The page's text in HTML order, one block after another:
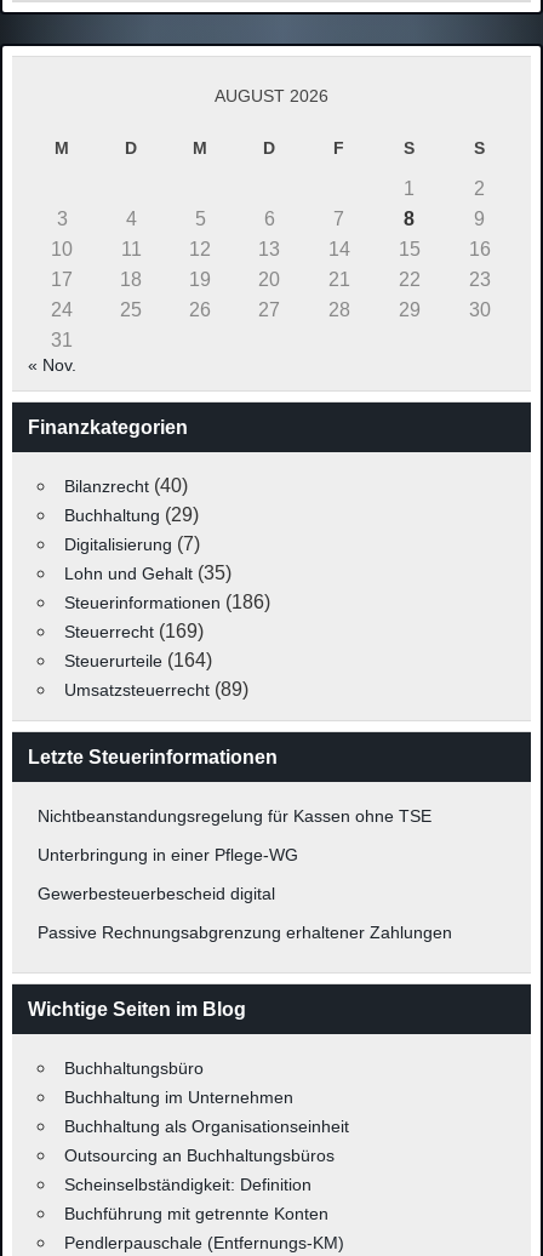
AUGUST 2026
M D M D F S S
1
2
3
4 5 6 7 8
9
10
11 12 13 14 15
16
17
18 19 20 21 22
23
24
25 26 27 28 29
30
31
« Nov.
Finanzkategorien
Bilanzrecht(40)
Buchhaltung (29)
Digitalisierung (7)
Lohn und Gehalt(35)
Steuerinformationen (186)
Steuerrecht(169)
Steuerurteile(164)
Umsatzsteuerrecht(89)
Letzte Steuerinformationen
Nichtbeanstandungsregelung für Kassen ohne TSE
Unterbringung in einer Pflege-WG
Gewerbesteuerbescheid digital
Passive Rechnungsabgrenzung erhaltener Zahlungen
Wichtige Seiten im Blog
Buchhaltungsbüro
Buchhaltung im Unternehmen
Buchhaltung als Organisationseinheit
Outsourcing an Buchhaltungsbüros
Scheinselbständigkeit: Definition
Buchführung mit getrennte Konten
Pendlerpauschale (Entfernungs-KM)